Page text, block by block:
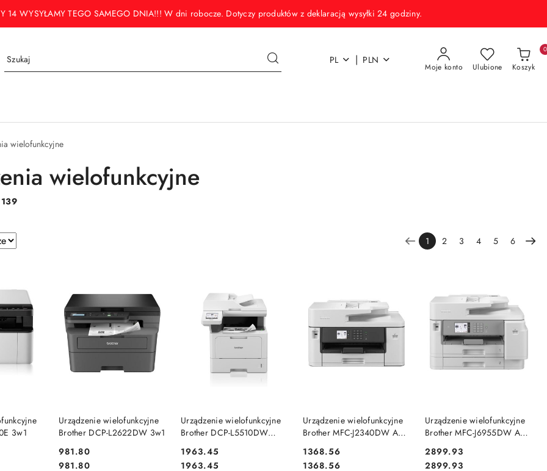
14 WYSYŁAMY TEGO SAMEGO DNIA!!! W dni robocze. Dotyczy produktów z deklaracją wysyłki 24 godziny.
PL | PLN
Moje konto Ulubione Koszyk
0
wielofunkcyjne
wielofunkcyjne
139
1 2 3 4 5 6
3w1
Urządzenie wielofunkcyjne
Brother DCP-L2622DW 3w1
Cena:
981.80
Cena:
981.80
DO KOSZYKA
Urządzenie wielofunkcyjne
Brother DCP-L5510DW
Cena:
1963.45
Cena:
1963.45
DO KOSZYKA
Urządzenie wielofunkcyjne
Brother MFC-J2340DW A3
Cena:
1368.56
Cena:
1368.56
DO KOSZYKA
Urządzenie wielofunkcyjne
Brother MFC-J6955DW A3
Cena:
2899.93
Cena:
2899.93
DO KOSZYKA